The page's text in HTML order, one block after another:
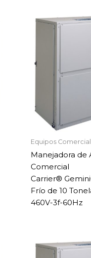
Equipos
Manejadora de
Comercial
Carrier®
Frío de 10
460V-3f-60Hz